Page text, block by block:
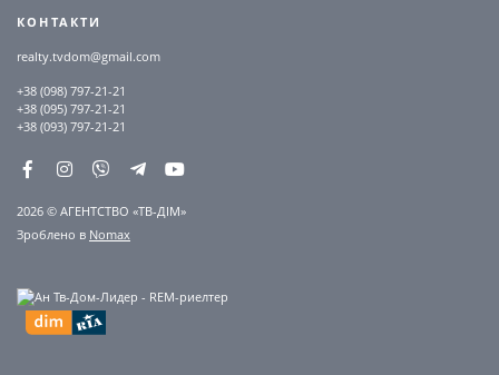
КОНТАКТИ
realty.tvdom@gmail.com
+38 (098) 797-21-21
+38 (095) 797-21-21
+38 (093) 797-21-21
2026 © АГЕНТСТВО «ТВ-ДІМ»
Зроблено в Nomax